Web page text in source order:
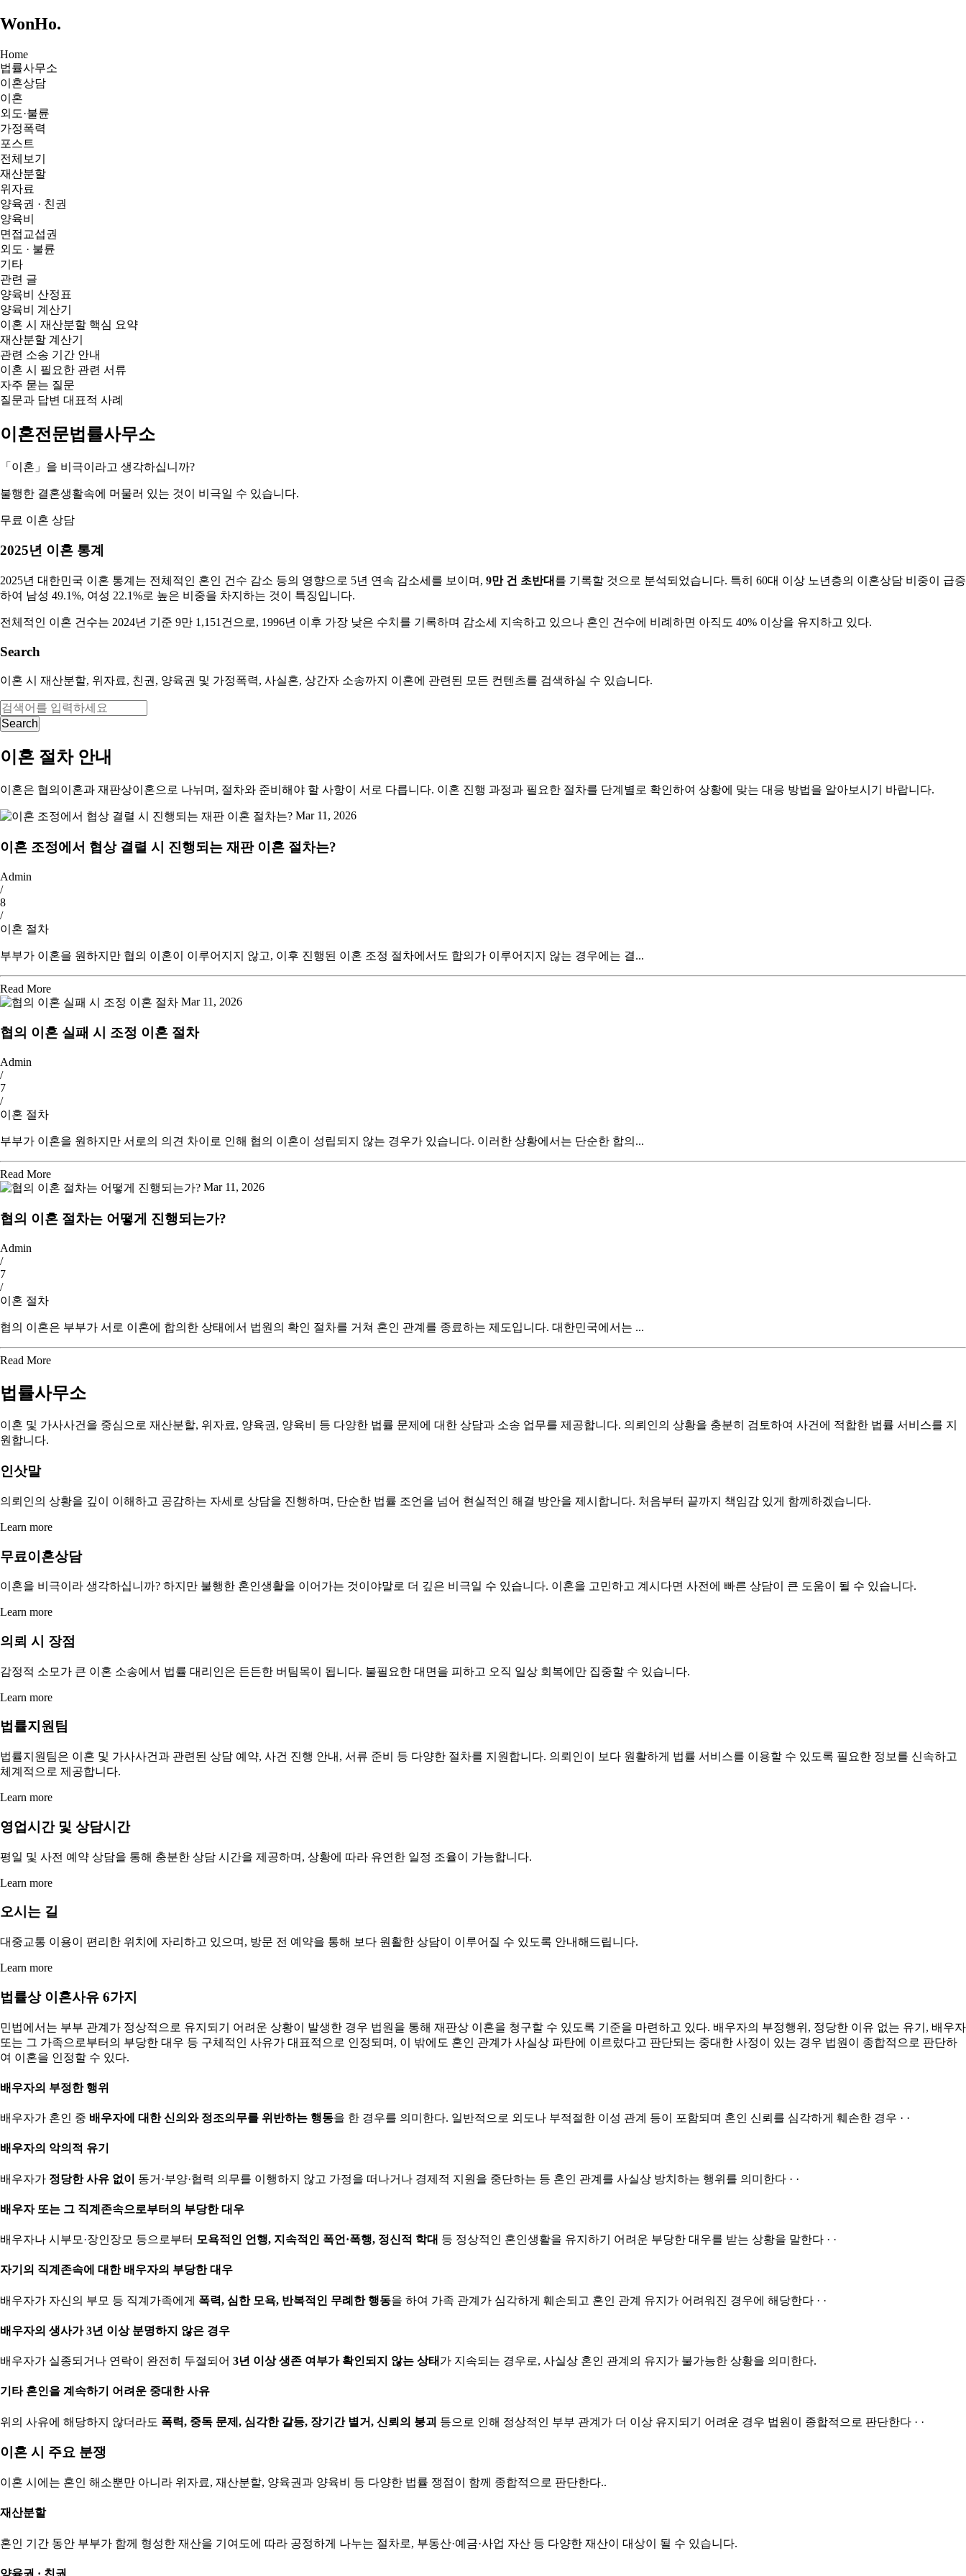
WonHo.
Home
법률사무소
이혼상담
이혼
외도·불륜
가정폭력
포스트
전체보기
재산분할
위자료
양육권 · 친권
양육비
면접교섭권
외도 · 불륜
기타
관련 글
양육비 산정표
양육비 계산기
이혼 시 재산분할 핵심 요약
재산분할 계산기
관련 소송 기간 안내
이혼 시 필요한 관련 서류
자주 묻는 질문
질문과 답변 대표적 사례
이혼전문법률사무소
「이혼」을 비극이라고 생각하십니까?
불행한 결혼생활속에 머물러 있는 것이 비극일 수 있습니다.
무료 이혼 상담
2025년 이혼 통계
2025년 대한민국 이혼 통계는 전체적인 혼인 건수 감소 등의 영향으로 5년 연속 감소세를 보이며, 9만 건 초반대 를 기록할 것으로 분석되었습니다. 특히 60대 이상 노년층의 이혼상담 비중이 급증
하여 남성 49.1%, 여성 22.1%로 높은 비중을 차지하는 것이 특징입니다.
전체적인 이혼 건수는 2024년 기준 9만 1,151건으로, 1996년 이후 가장 낮은 수치를 기록하며 감소세 지속하고 있으나 혼인 건수에 비례하면 아직도 40% 이상을 유지하고 있다.
Search
이혼 시 재산분할, 위자료, 친권, 양육권 및 가정폭력, 사실혼, 상간자 소송까지 이혼에 관련된 모든 컨텐츠를 검색하실 수 있습니다.
Search
이혼 절차 안내
이혼은 협의이혼과 재판상이혼으로 나뉘며, 절차와 준비해야 할 사항이 서로 다릅니다. 이혼 진행 과정과 필요한 절차를 단계별로 확인하여 상황에 맞는 대응 방법을 알아보시기 바랍니다.
Mar 11, 2026
이혼 조정에서 협상 결렬 시 진행되는 재판 이혼 절차는?
Admin
/
8
/
이혼 절차
부부가 이혼을 원하지만 협의 이혼이 이루어지지 않고, 이후 진행된 이혼 조정 절차에서도 합의가 이루어지지 않는 경우에는 결...
Read More
Mar 11, 2026
협의 이혼 실패 시 조정 이혼 절차
Admin
/
7
/
이혼 절차
부부가 이혼을 원하지만 서로의 의견 차이로 인해 협의 이혼이 성립되지 않는 경우가 있습니다. 이러한 상황에서는 단순한 합의...
Read More
Mar 11, 2026
협의 이혼 절차는 어떻게 진행되는가?
Admin
/
7
/
이혼 절차
협의 이혼은 부부가 서로 이혼에 합의한 상태에서 법원의 확인 절차를 거쳐 혼인 관계를 종료하는 제도입니다. 대한민국에서는 ...
Read More
법률사무소
이혼 및 가사사건을 중심으로 재산분할, 위자료, 양육권, 양육비 등 다양한 법률 문제에 대한 상담과 소송 업무를 제공합니다. 의뢰인의 상황을 충분히 검토하여 사건에 적합한 법률 서비스를 지
원합니다.
인삿말
의뢰인의 상황을 깊이 이해하고 공감하는 자세로 상담을 진행하며, 단순한 법률 조언을 넘어 현실적인 해결 방안을 제시합니다. 처음부터 끝까지 책임감 있게 함께하겠습니다.
Learn more
무료이혼상담
이혼을 비극이라 생각하십니까? 하지만 불행한 혼인생활을 이어가는 것이야말로 더 깊은 비극일 수 있습니다. 이혼을 고민하고 계시다면 사전에 빠른 상담이 큰 도움이 될 수 있습니다.
Learn more
의뢰 시 장점
감정적 소모가 큰 이혼 소송에서 법률 대리인은 든든한 버팀목이 됩니다. 불필요한 대면을 피하고 오직 일상 회복에만 집중할 수 있습니다.
Learn more
법률지원팀
법률지원팀은 이혼 및 가사사건과 관련된 상담 예약, 사건 진행 안내, 서류 준비 등 다양한 절차를 지원합니다. 의뢰인이 보다 원활하게 법률 서비스를 이용할 수 있도록 필요한 정보를 신속하고
체계적으로 제공합니다.
Learn more
영업시간 및 상담시간
평일 및 사전 예약 상담을 통해 충분한 상담 시간을 제공하며, 상황에 따라 유연한 일정 조율이 가능합니다.
Learn more
오시는 길
대중교통 이용이 편리한 위치에 자리하고 있으며, 방문 전 예약을 통해 보다 원활한 상담이 이루어질 수 있도록 안내해드립니다.
Learn more
법률상 이혼사유 6가지
민법에서는 부부 관계가 정상적으로 유지되기 어려운 상황이 발생한 경우 법원을 통해 재판상 이혼을 청구할 수 있도록 기준을 마련하고 있다. 배우자의 부정행위, 정당한 이유 없는 유기, 배우자
또는 그 가족으로부터의 부당한 대우 등 구체적인 사유가 대표적으로 인정되며, 이 밖에도 혼인 관계가 사실상 파탄에 이르렀다고 판단되는 중대한 사정이 있는 경우 법원이 종합적으로 판단하
여 이혼을 인정할 수 있다.
배우자의 부정한 행위
배우자가 혼인 중 배우자에 대한 신의와 정조의무를 위반하는 행동을 한 경우를 의미한다. 일반적으로 외도나 부적절한 이성 관계 등이 포함되며 혼인 신뢰를 심각하게 훼손한 경우 · ·
배우자의 악의적 유기
배우자가 정당한 사유 없이 동거·부양·협력 의무를 이행하지 않고 가정을 떠나거나 경제적 지원을 중단하는 등 혼인 관계를 사실상 방치하는 행위를 의미한다 · ·
배우자 또는 그 직계존속으로부터의 부당한 대우
배우자나 시부모·장인장모 등으로부터 모욕적인 언행, 지속적인 폭언·폭행, 정신적 학대 등 정상적인 혼인생활을 유지하기 어려운 부당한 대우를 받는 상황을 말한다 · ·
자기의 직계존속에 대한 배우자의 부당한 대우
배우자가 자신의 부모 등 직계가족에게 폭력, 심한 모욕, 반복적인 무례한 행동을 하여 가족 관계가 심각하게 훼손되고 혼인 관계 유지가 어려워진 경우에 해당한다 · ·
배우자의 생사가 3년 이상 분명하지 않은 경우
배우자가 실종되거나 연락이 완전히 두절되어 3년 이상 생존 여부가 확인되지 않는 상태 가 지속되는 경우로, 사실상 혼인 관계의 유지가 불가능한 상황을 의미한다.
기타 혼인을 계속하기 어려운 중대한 사유
위의 사유에 해당하지 않더라도 폭력, 중독 문제, 심각한 갈등, 장기간 별거, 신뢰의 붕괴 등으로 인해 정상적인 부부 관계가 더 이상 유지되기 어려운 경우 법원이 종합적으로 판단한다 · ·
이혼 시 주요 분쟁
이혼 시에는 혼인 해소뿐만 아니라 위자료, 재산분할, 양육권과 양육비 등 다양한 법률 쟁점이 함께 종합적으로 판단한다..
재산분할
혼인 기간 동안 부부가 함께 형성한 재산을 기여도에 따라 공정하게 나누는 절차로, 부동산·예금·사업 자산 등 다양한 재산이 대상이 될 수 있습니다.
양육권 · 친권